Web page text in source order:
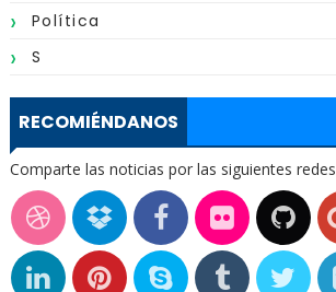
Política
S
RECOMIÉNDANOS
Comparte las noticias por las siguientes redes